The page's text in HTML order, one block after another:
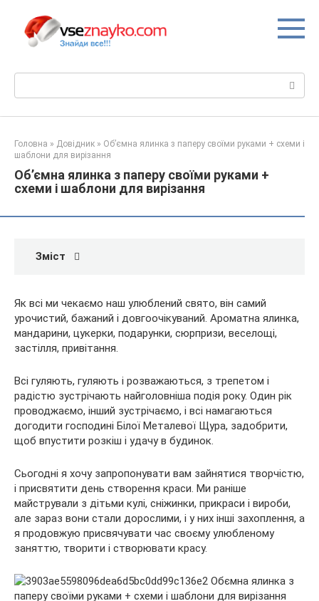
вмісту
Головна » Довідник » Об’ємна ялинка з паперу своїми руками + схеми і
шаблони для вирізання
Об’ємна ялинка з паперу своїми руками +
схеми і шаблони для вирізання
Зміст
Як всі ми чекаємо наш улюблений свято, він самий
урочистий, бажаний і довгоочікуваний. Ароматна ялинка,
мандарини, цукерки, подарунки, сюрпризи, веселощі,
застілля, привітання.
Всі гуляють, гуляють і розважаються, з трепетом і
радістю зустрічають найголовніша подія року. Один рік
проводжаємо, інший зустрічаємо, і всі намагаються
догодити господині Білої Металевої Щура, задобрити,
щоб впустити розкіш і удачу в будинок.
Сьогодні я хочу запропонувати вам зайнятися творчістю,
і присвятити день створення краси. Ми раніше
майстрували з дітьми кулі, сніжинки, прикраси і вироби,
але зараз вони стали дорослими, і у них інші захоплення, а
я продовжую присвячувати час своєму улюбленому
заняттю, творити і створювати красу.